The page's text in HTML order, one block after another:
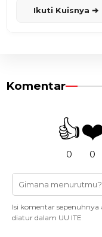
Ikuti Kuisnya ➔
Komentar
👍
0 0
Isi komentar
diatur dalam UU ITE